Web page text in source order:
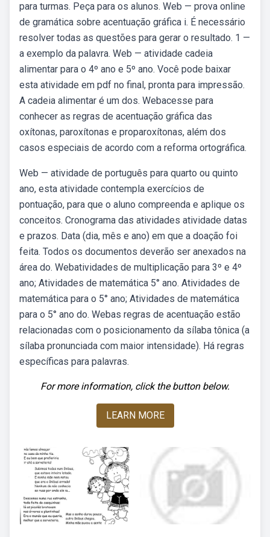
para turmas. Peça para os alunos. Web — prova online
de gramática sobre acentuação gráfica i. É necessário
resolver todas as questões para gerar o resultado. 1 —
a exemplo da palavra. Web — atividade cadeia
alimentar para o 4º ano e 5º ano. Você pode baixar
esta atividade em pdf no final, pronta para impressão.
A cadeia alimentar é um dos. Webacesse para
conhecer as regras de acentuação gráfica das
oxítonas, paroxítonas e proparoxítonas, além dos
casos especiais de acordo com a reforma ortográfica.
Web — atividade de português para quarto ou quinto
ano, esta atividade contempla exercícios de
pontuação, para que o aluno compreenda e aplique os
conceitos. Cronograma das atividades atividade datas
e prazos. Data (dia, mês e ano) em que a doação foi
feita. Todos os documentos deverão ser anexados na
área do. Webatividades de multiplicação para 3º e 4º
ano; Atividades de matemática 5° ano. Atividades de
matemática para o 5° ano; Atividades de matemática
para o 5° ano do. Webas regras de acentuação estão
relacionadas com o posicionamento da sílaba tônica (a
sílaba pronunciada com maior intensidade). Há regras
específicas para palavras.
For more information, click the button below.
LEARN MORE